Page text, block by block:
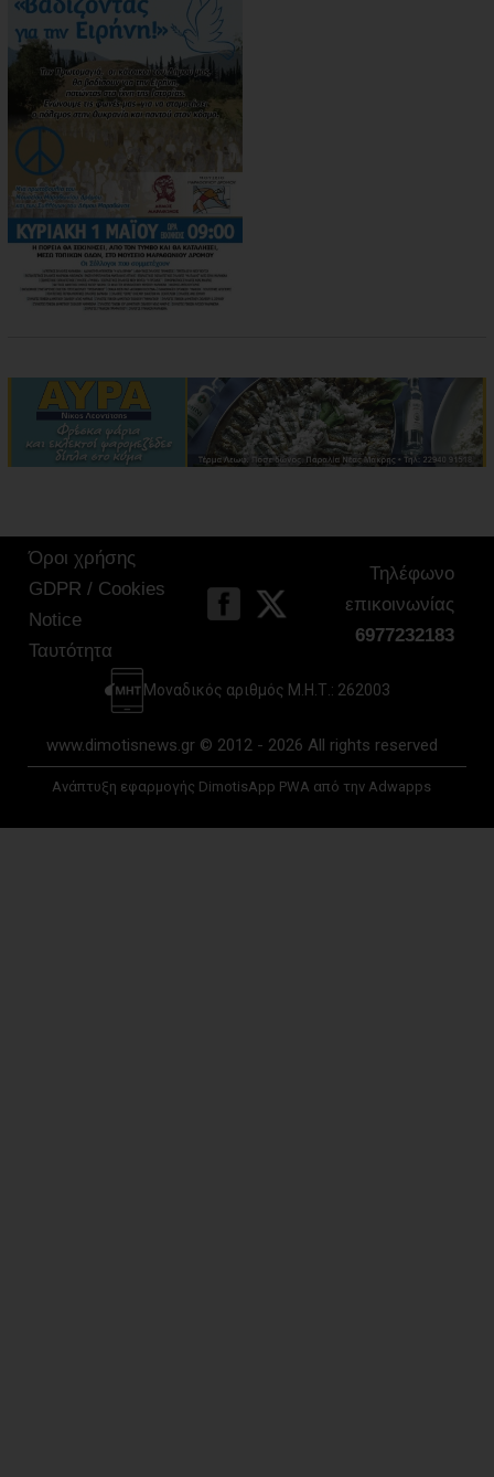
Όροι χρήσης
GDPR / Cookies
Notice
Ταυτότητα
Τηλέφωνο
επικοινωνίας
6977232183
Μοναδικός αριθμός Μ.Η.Τ.: 262003
www.dimotisnews.gr © 2012 - 2026 All rights reserved
Ανάπτυξη εφαρμογής DimotisApp PWA από την Adwapps